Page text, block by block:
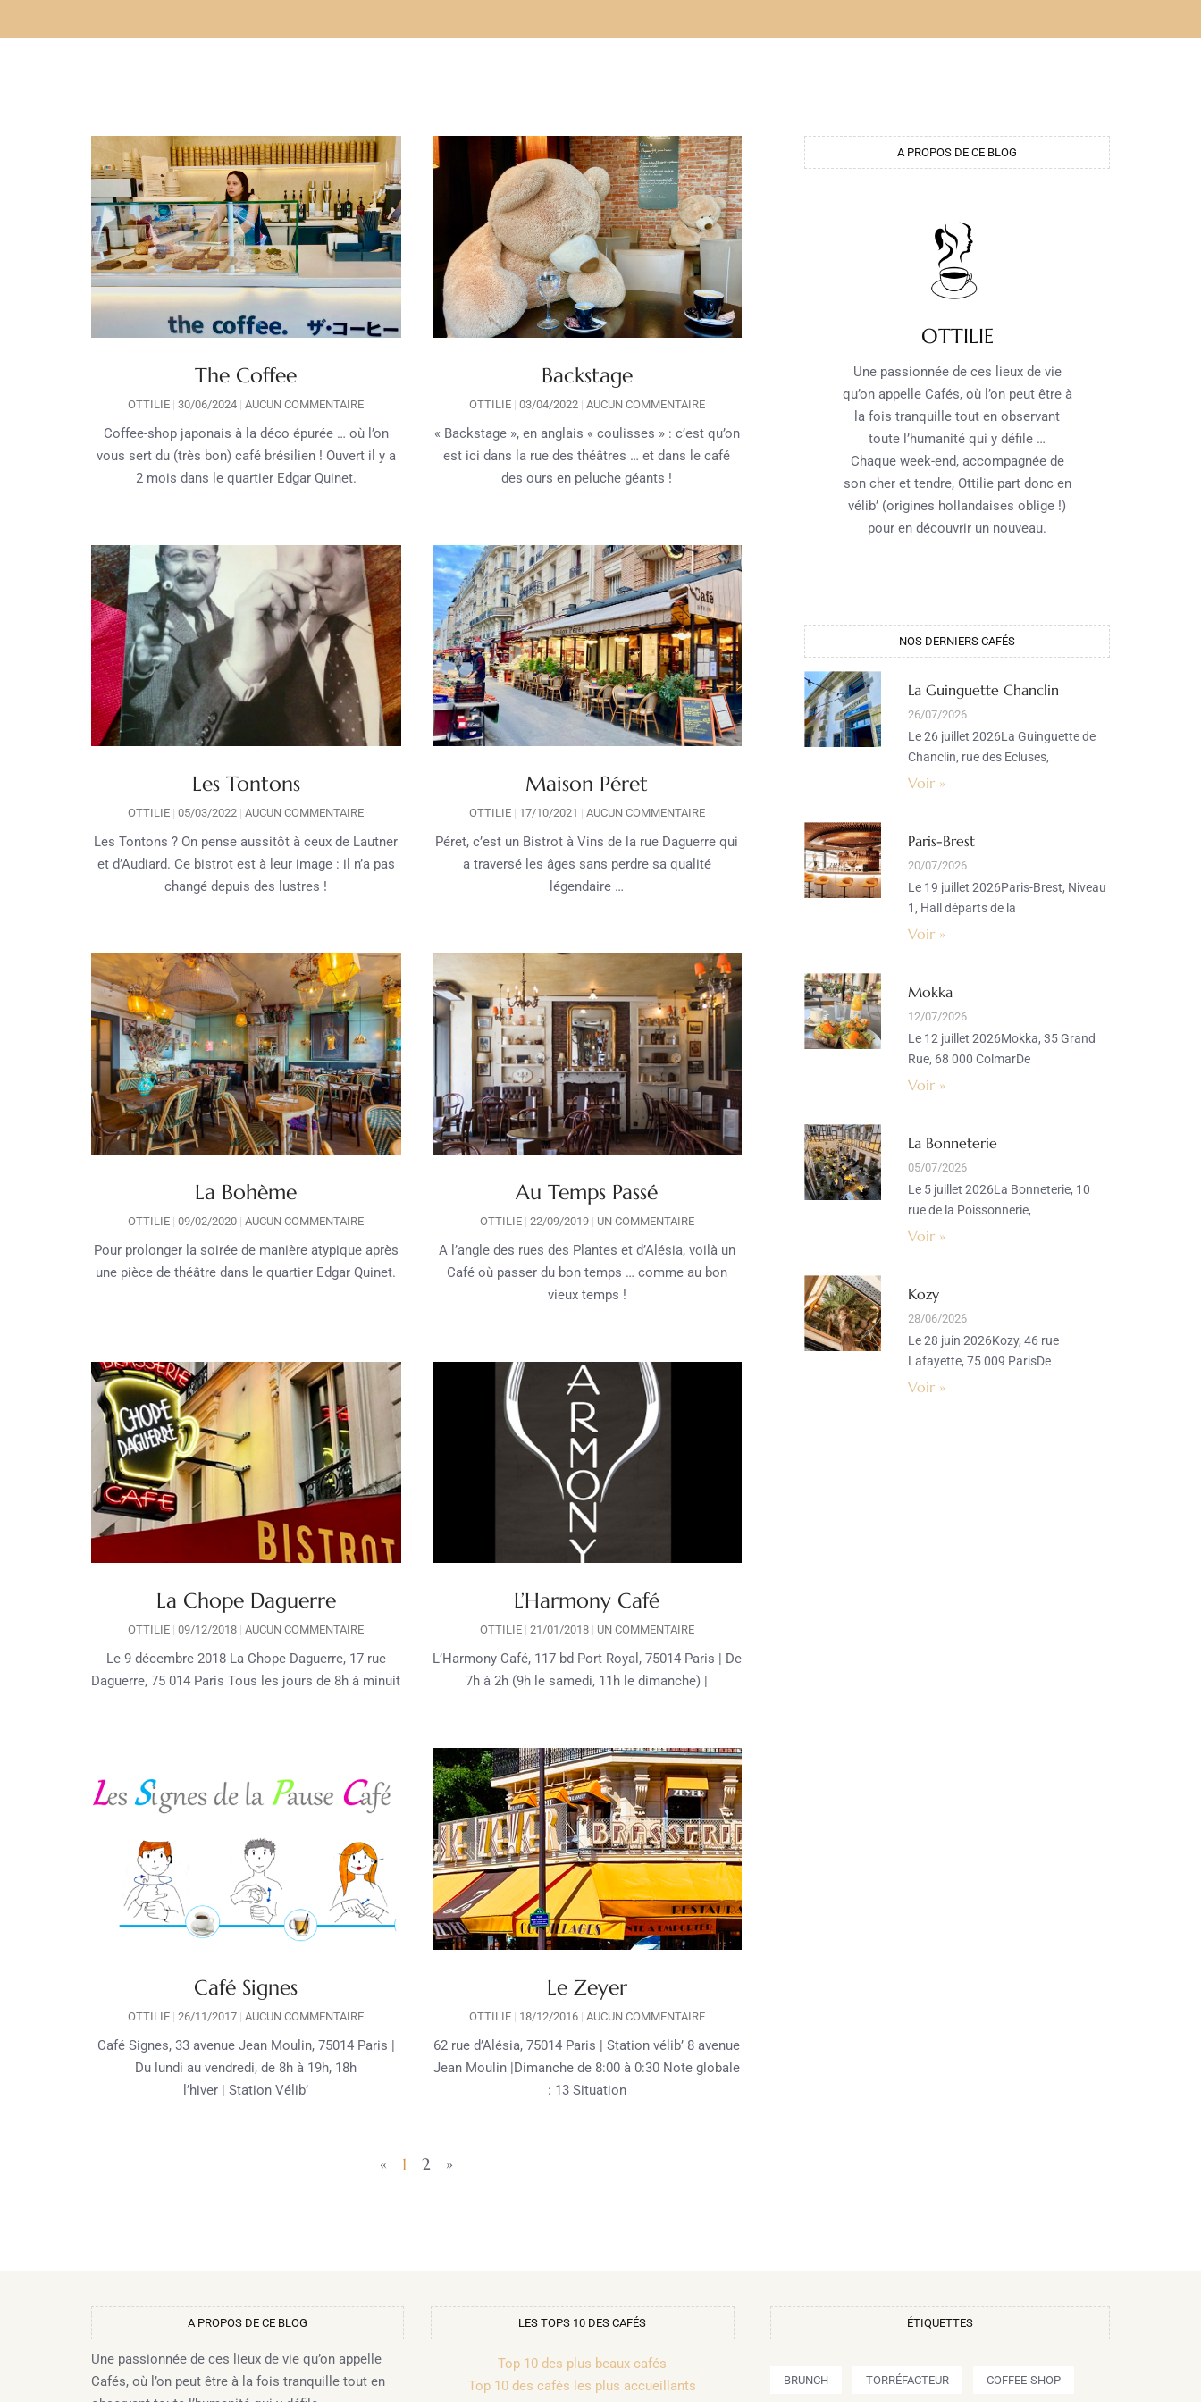
The Coffee
OTTILIE 30/06/2024 AUCUN COMMENTAIRE
Coffee-shop japonais à la déco épurée … où l’on
vous sert du (très bon) café brésilien ! Ouvert il y a
2 mois dans le quartier Edgar Quinet.
Backstage
OTTILIE 03/04/2022 AUCUN COMMENTAIRE
« Backstage », en anglais « coulisses » : c’est qu’on
est ici dans la rue des théâtres … et dans le café
des ours en peluche géants !
Les Tontons
OTTILIE 05/03/2022 AUCUN COMMENTAIRE
Les Tontons ? On pense aussitôt à ceux de Lautner
et d’Audiard. Ce bistrot est à leur image : il n’a pas
changé depuis des lustres !
Maison Péret
OTTILIE 17/10/2021 AUCUN COMMENTAIRE
Péret, c’est un Bistrot à Vins de la rue Daguerre qui
a traversé les âges sans perdre sa qualité
légendaire …
La Bohème
OTTILIE 09/02/2020 AUCUN COMMENTAIRE
Pour prolonger la soirée de manière atypique après
une pièce de théâtre dans le quartier Edgar Quinet.
Au Temps Passé
OTTILIE 22/09/2019 UN COMMENTAIRE
A l’angle des rues des Plantes et d’Alésia, voilà un
Café où passer du bon temps … comme au bon
vieux temps !
La Chope Daguerre
OTTILIE 09/12/2018 AUCUN COMMENTAIRE
Le 9 décembre 2018 La Chope Daguerre, 17 rue
Daguerre, 75 014 Paris Tous les jours de 8h à minuit
L’Harmony Café
OTTILIE 21/01/2018 UN COMMENTAIRE
L’Harmony Café, 117 bd Port Royal, 75014 Paris | De
7h à 2h (9h le samedi, 11h le dimanche) |
Café Signes
OTTILIE 26/11/2017 AUCUN COMMENTAIRE
Café Signes, 33 avenue Jean Moulin, 75014 Paris |
Du lundi au vendredi, de 8h à 19h, 18h
l’hiver | Station Vélib’
Le Zeyer
OTTILIE 18/12/2016 AUCUN COMMENTAIRE
62 rue d’Alésia, 75014 Paris | Station vélib’ 8 avenue
Jean Moulin |Dimanche de 8:00 à 0:30 Note globale
: 13 Situation
« 1 2 »
A PROPOS DE CE BLOG
OTTILIE
Une passionnée de ces lieux de vie
qu’on appelle Cafés, où l’on peut être à
la fois tranquille tout en observant
toute l’humanité qui y défile …
Chaque week-end, accompagnée de
son cher et tendre, Ottilie part donc en
vélib’ (origines hollandaises oblige !)
pour en découvrir un nouveau.
NOS DERNIERS CAFÉS​
La Guinguette Chanclin
26/07/2026
Le 26 juillet 2026La Guinguette de
Chanclin, rue des Ecluses,
Voir »
Paris-Brest
20/07/2026
Le 19 juillet 2026Paris-Brest, Niveau
1, Hall départs de la
Voir »
Mokka
12/07/2026
Le 12 juillet 2026Mokka, 35 Grand
Rue, 68 000 ColmarDe
Voir »
La Bonneterie
05/07/2026
Le 5 juillet 2026La Bonneterie, 10
rue de la Poissonnerie,
Voir »
Kozy
28/06/2026
Le 28 juin 2026Kozy, 46 rue
Lafayette, 75 009 ParisDe
Voir »
A PROPOS DE CE BLOG​
Une passionnée de ces lieux de vie qu’on appelle
Cafés, où l’on peut être à la fois tranquille tout en
LES TOPS 10 DES CAFÉS
Top 10 des plus beaux cafés
Top 10 des cafés les plus accueillants
ÉTIQUETTES
BRUNCH TORRÉFACTEUR COFFEE-SHOP